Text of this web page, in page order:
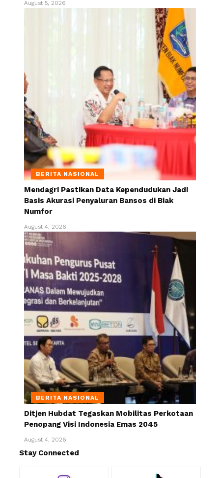
August 5, 2026
BERITA NASIONAL
Mendagri Pastikan Data Kependudukan Jadi
Basis Akurasi Penyaluran Bansos di Biak
Numfor
August 4, 2026
BERITA NASIONAL
Ditjen Hubdat Tegaskan Mobilitas Perkotaan
Penopang Visi Indonesia Emas 2045
August 4, 2026
Stay Connected